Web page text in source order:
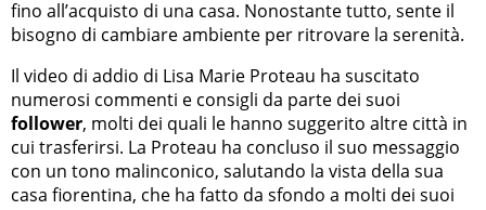
fino all’acquisto di una casa. Nonostante tutto, sente il
bisogno di cambiare ambiente per ritrovare la serenità.
Il video di addio di Lisa Marie Proteau ha suscitato
numerosi commenti e consigli da parte dei suoi
follower, molti dei quali le hanno suggerito altre città in
cui trasferirsi. La Proteau ha concluso il suo messaggio
con un tono malinconico, salutando la vista della sua
casa fiorentina, che ha fatto da sfondo a molti dei suoi